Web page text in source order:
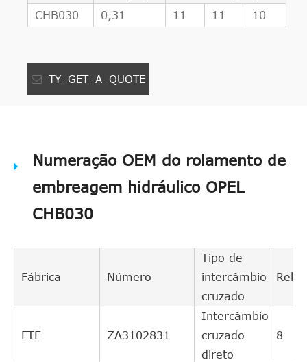
CHB030
0,31 11 11 10
TY_GET_A_QUOTE
Numeração OEM do rolamento de
embreagem hidráulico OPEL
CHB030
Fábrica Número
Tipo de
intercâmbio
cruzado
FTE ZA3102831
Intercâmbio
cruzado
direto
8